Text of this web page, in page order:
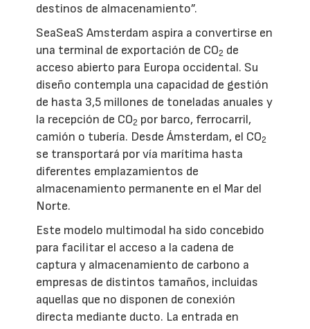
destinos de almacenamiento”.
SeaSeaS Amsterdam aspira a convertirse en
una terminal de exportación de CO2 de
acceso abierto para Europa occidental. Su
diseño contempla una capacidad de gestión
de hasta 3,5 millones de toneladas anuales y
la recepción de CO2 por barco, ferrocarril,
camión o tubería. Desde Ámsterdam, el CO2
se transportará por vía marítima hasta
diferentes emplazamientos de
almacenamiento permanente en el Mar del
Norte.
Este modelo multimodal ha sido concebido
para facilitar el acceso a la cadena de
captura y almacenamiento de carbono a
empresas de distintos tamaños, incluidas
aquellas que no disponen de conexión
directa mediante ducto. La entrada en